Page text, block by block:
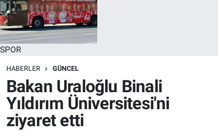
SPOR
HABERLER GÜNCEL
Bakan Uraloğlu Binali
Yıldırım Üniversitesi'ni
ziyaret etti